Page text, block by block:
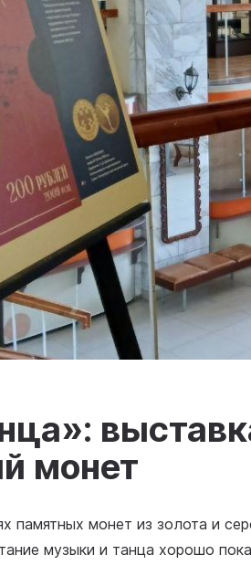
монет
памятных монет из золота и
музыки и танца хорошо